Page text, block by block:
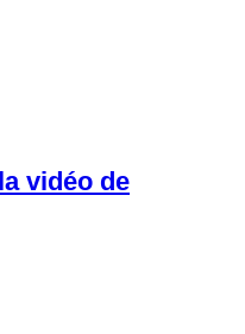
vidéo de